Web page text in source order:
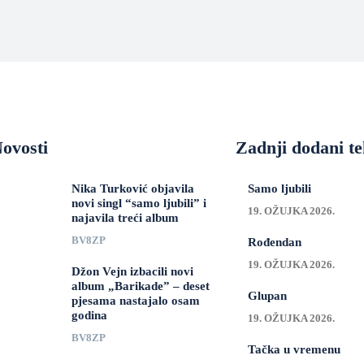
Nika Turković objavila
novi singl “samo ljubili” i
najavila treći album
BV8ZP
Džon Vejn izbacili novi
album „Barikade” – deset
pjesama nastajalo osam
godina
BV8ZP
Zadnji dodani
Samo ljubili
19. OŽUJKA 2026.
Rođendan
19. OŽUJKA 2026.
Glupan
19. OŽUJKA 2026.
Tačka u vremenu